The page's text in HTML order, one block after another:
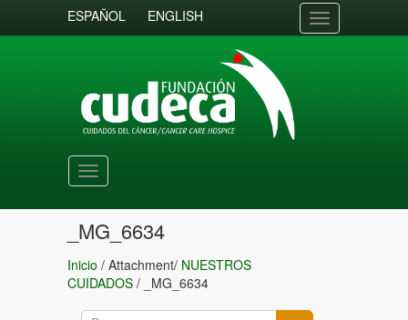
ESPAÑOL ENGLISH
Toggle
navigation
Toggle
navigation
_MG_6634
Inicio / Attachment/ NUESTROS
CUIDADOS / _MG_6634